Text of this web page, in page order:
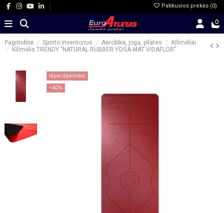
Patikusios prekės (0)
0
Pagrindinė Sporto Inventorius Aerobika, joga, pilates
Kilimėliai
Kilimėlis TRENDY "NATURAL RUBBER YOGA MAT VIDAFLOR"
Išpardavimas!
−40%